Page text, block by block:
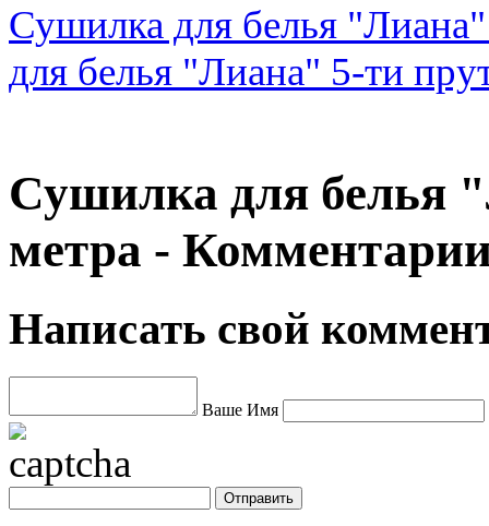
Сушилка для белья
для белья "Лиана" 5-ти
Сушилка для белья
метра -
Написать свой
Ваше Имя